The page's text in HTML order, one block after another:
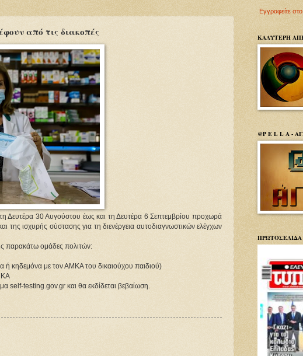
από τις διακοπές
Δευτέρα 30 Αυγούστου έως και τη Δευτέρα 6 Σεπτεμβρίου προχωρά
της ισχυρής σύστασης για τη διενέργεια αυτοδιαγνωστικών ελέγχων
παρακάτω ομάδες πολιτών:
ή κηδεμόνα με τον ΑΜΚΑ του δικαιούχου παιδιού)
self-testing.gov.gr και θα εκδίδεται βεβαίωση.
Εγγραφείτε
ΚΑΛΥΤΕΡΗ
@P E L L A -
ΠΡΩΤΟΣΕΛΙΔΑ